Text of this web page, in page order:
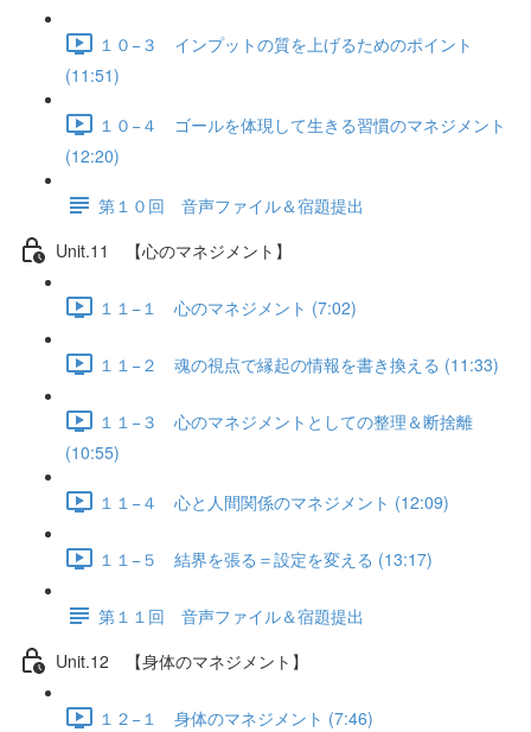
１０−３ インプットの質を上げるためのポイント
(11:51)
１０−４ ゴールを体現して生きる習慣のマネジメント
(12:20)
第１０回 音声ファイル＆宿題提出
Unit.11 【心のマネジメント】
１１−１ 心のマネジメント (7:02)
１１−２ 魂の視点で縁起の情報を書き換える (11:33)
１１−３ 心のマネジメントとしての整理＆断捨離
(10:55)
１１−４ 心と人間関係のマネジメント (12:09)
１１−５ 結界を張る＝設定を変える (13:17)
第１１回 音声ファイル＆宿題提出
Unit.12 【身体のマネジメント】
１２−１ 身体のマネジメント (7:46)